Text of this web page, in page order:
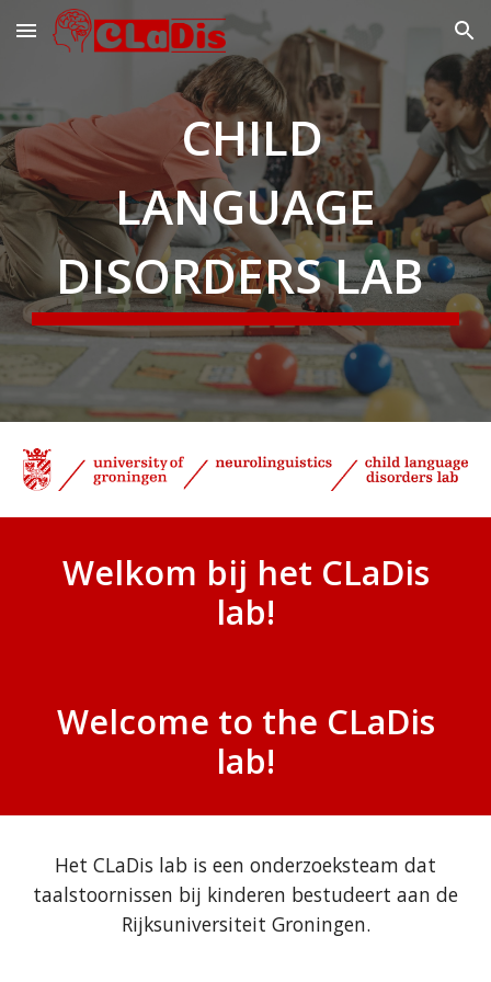
Skip to main content Skip to navigation
CHILD
LANGUAGE
DISORDERS LAB
Welkom bij het CLaDis
lab!
Welcome to the CLaDis
lab!
Het CLaDis lab is een onderzoeksteam dat
taalstoornissen bij kinderen bestudeert aan de
Rijksuniversiteit Groningen.